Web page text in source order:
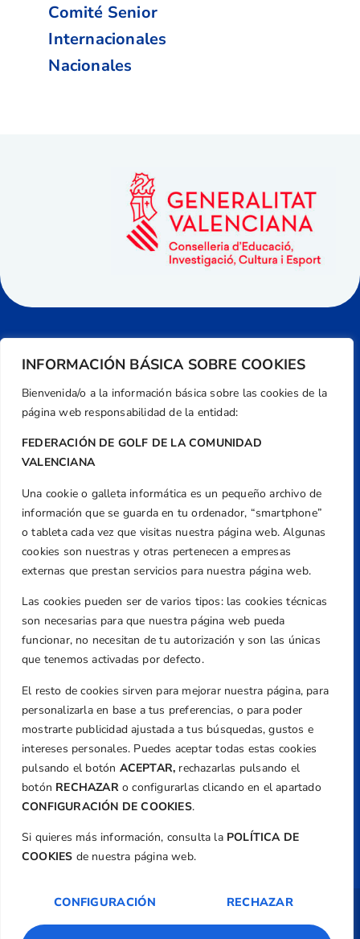
INFORMACIÓN BÁSICA SOBRE COOKIES
Bienvenida/o a la información básica sobre las cookies de la
página web responsabilidad de la entidad:
FEDERACIÓN DE GOLF DE LA COMUNIDAD
VALENCIANA
Una cookie o galleta informática es un pequeño archivo de
información que se guarda en tu ordenador, “smartphone”
o tableta cada vez que visitas nuestra página web. Algunas
cookies son nuestras y otras pertenecen a empresas
externas que prestan servicios para nuestra página web.
Las cookies pueden ser de varios tipos: las cookies técnicas
son necesarias para que nuestra página web pueda
funcionar, no necesitan de tu autorización y son las únicas
que tenemos activadas por defecto.
El resto de cookies sirven para mejorar nuestra página, para
personalizarla en base a tus preferencias, o para poder
mostrarte publicidad ajustada a tus búsquedas, gustos e
intereses personales. Puedes aceptar todas estas cookies
pulsando el botón ACEPTAR, rechazarlas pulsando el
botón RECHAZARo configurarlas clicando en el apartado
CONFIGURACIÓN DE COOKIES.
Si quieres más información, consulta la POLÍTICA DE
COOKIES de nuestra página web.
CONFIGURACIÓN RECHAZAR
Comité Senior
Internacionales
Nacionales
Dirección
Centre de L´Esport, Carrer d'Isaac Peral i
Caballero, Nº 5, Despachos 2 y 3, 46980,
Valencia
Teléfono
+34 961 367 799
Email
federacion@golfcv.com
Aviso Legal
Política de Privacidad
Transparencia
Normativa
Federación
TecnoQuatre